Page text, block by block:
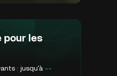
pour les
: jusqu'à --